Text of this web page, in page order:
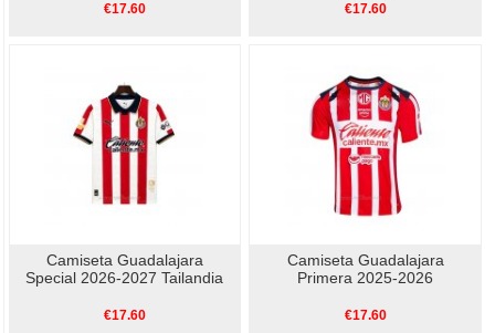
€17.60 €17.60
Camiseta Guadalajara
Special 2026-2027 Tailandia
€17.60
Camiseta Guadalajara
Primera 2025-2026
€17.60